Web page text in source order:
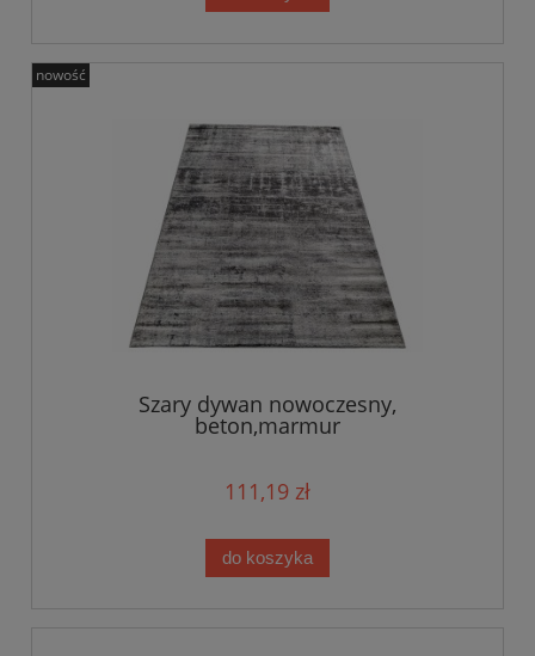
Szary dywan nowoczesny,
beton,marmur
111,19 zł
do koszyka
nowość